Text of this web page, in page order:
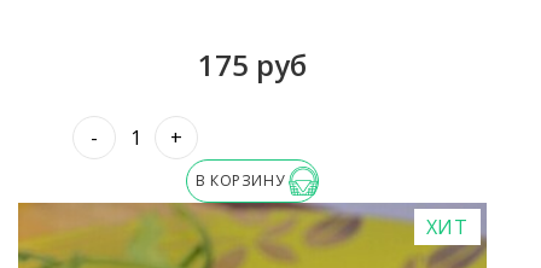
175 руб
- +
В КОРЗИНУ
ХИТ